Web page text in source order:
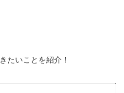
たいことを紹介！